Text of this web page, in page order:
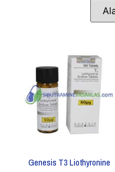
Genesis T3 Liothyronine